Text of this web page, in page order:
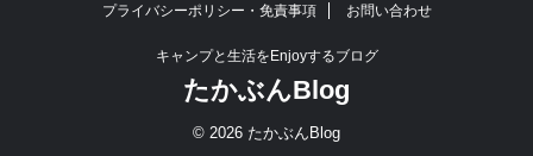
プライバシーポリシー・免責事項 お問い合わせ
キャンプと生活をEnjoyするブログ
たかぶんBlog
© 2026 たかぶんBlog